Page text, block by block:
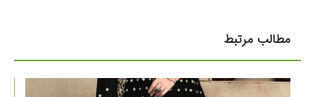
مطالب مرتبط